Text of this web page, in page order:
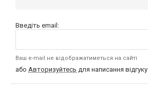
Введіть email:
Ваш e-mail не відображатиметься на сайті
або Авторизуйтесь для написання відгуку